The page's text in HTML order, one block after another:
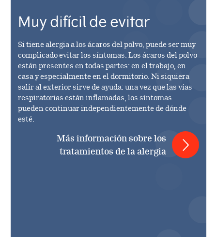
Board of directors
Annual general meeting
Annual general meeting (DK)
Company releases (DK)
Webcasts & presentations
Investor calendar
Dividend history
Analyst coverage
Analyst estimates
Shareholder information
ADR Programme
Contact IR
Management
Board of directors
AGM
Muy difícil de evitar
Si tiene alergia a los ácaros del polvo, puede ser muy
complicado evitar los síntomas. Los ácaros del polvo
están presentes en todas partes: en el trabajo, en
casa y especialmente en el dormitorio. Ni siquiera
salir al exterior sirve de ayuda: una vez que las vías
respiratorias están inflamadas, los síntomas
pueden continuar independientemente de dónde
esté.
Más información sobre los
tratamientos de la alergia